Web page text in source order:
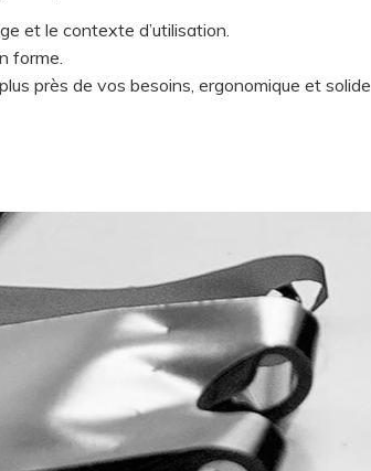
et le contexte d’utilisation.
forme.
près de vos besoins, ergonomique et solide.